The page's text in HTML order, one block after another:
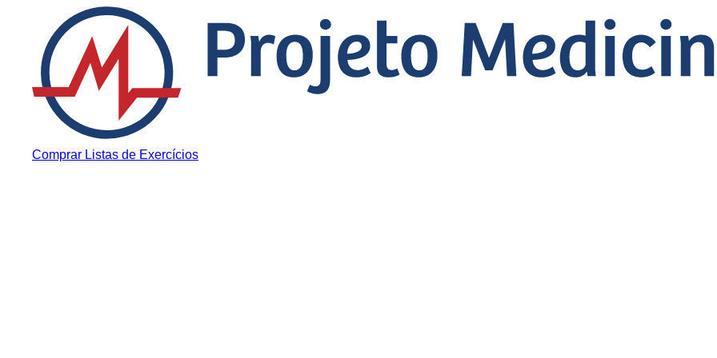
Pular para o conteúdo
Comprar Listas de Exercícios